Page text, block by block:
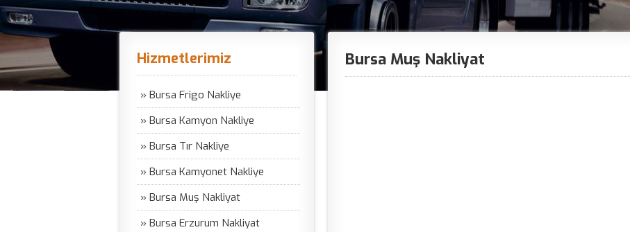
Bursa Muş Nakliyat
Hizmetlerimiz
» Bursa Frigo Nakliye
» Bursa Kamyon Nakliye
» Bursa Tır Nakliye
» Bursa Kamyonet Nakliye
» Bursa Muş Nakliyat
» Bursa Erzurum Nakliyat